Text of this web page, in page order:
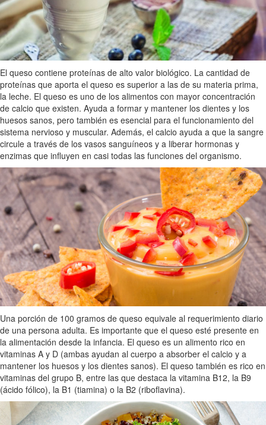
El queso contiene proteínas de alto valor biológico. La cantidad de
proteínas que aporta el queso es superior a las de su materia prima,
la leche. El queso es uno de los alimentos con mayor concentración
de calcio que existen. Ayuda a formar y mantener los dientes y los
huesos sanos, pero también es esencial para el funcionamiento del
sistema nervioso y muscular. Además, el calcio ayuda a que la sangre
circule a través de los vasos sanguíneos y a liberar hormonas y
enzimas que influyen en casi todas las funciones del organismo.
Una porción de 100 gramos de queso equivale al requerimiento diario
de una persona adulta. Es importante que el queso esté presente en
la alimentación desde la infancia. El queso es un alimento rico en
vitaminas A y D (ambas ayudan al cuerpo a absorber el calcio y a
mantener los huesos y los dientes sanos). El queso también es rico en
vitaminas del grupo B, entre las que destaca la vitamina B12, la B9
(ácido fólico), la B1 (tiamina) o la B2 (riboflavina).